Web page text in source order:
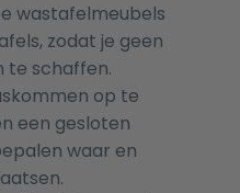
wastafelmeubels
zodat je geen
te schaffen.
op te
een gesloten
waar en